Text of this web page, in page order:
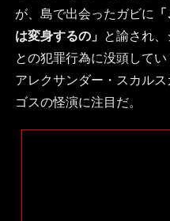
が、島で出会ったガビに
は変身するの」 と諭され
との犯罪行為に没頭して
アレクサンダー・スカル
ゴスの怪演に注目だ。